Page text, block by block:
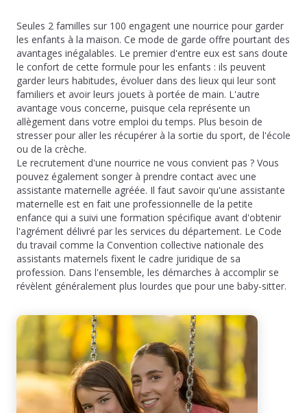
Seules 2 familles sur 100 engagent une nourrice pour garder
les enfants à la maison. Ce mode de garde offre pourtant des
avantages inégalables. Le premier d'entre eux est sans doute
le confort de cette formule pour les enfants : ils peuvent
garder leurs habitudes, évoluer dans des lieux qui leur sont
familiers et avoir leurs jouets à portée de main. L'autre
avantage vous concerne, puisque cela représente un
allègement dans votre emploi du temps. Plus besoin de
stresser pour aller les récupérer à la sortie du sport, de l'école
ou de la crèche.
Le recrutement d'une nourrice ne vous convient pas ? Vous
pouvez également songer à prendre contact avec une
assistante maternelle agréée. Il faut savoir qu'une assistante
maternelle est en fait une professionnelle de la petite
enfance qui a suivi une formation spécifique avant d'obtenir
l'agrément délivré par les services du département. Le Code
du travail comme la Convention collective nationale des
assistants maternels fixent le cadre juridique de sa
profession. Dans l'ensemble, les démarches à accomplir se
révèlent généralement plus lourdes que pour une baby-sitter.